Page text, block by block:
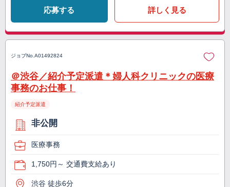
応募する 詳しく見る
ジョブNo. A01492824
＠渋谷／紹介予定派遣＊婦人科クリニックの医療
事務のお仕事！
紹介予定派遣
非公開
医療事務
1,750円～ 交通費支給あり
渋谷 徒歩6分